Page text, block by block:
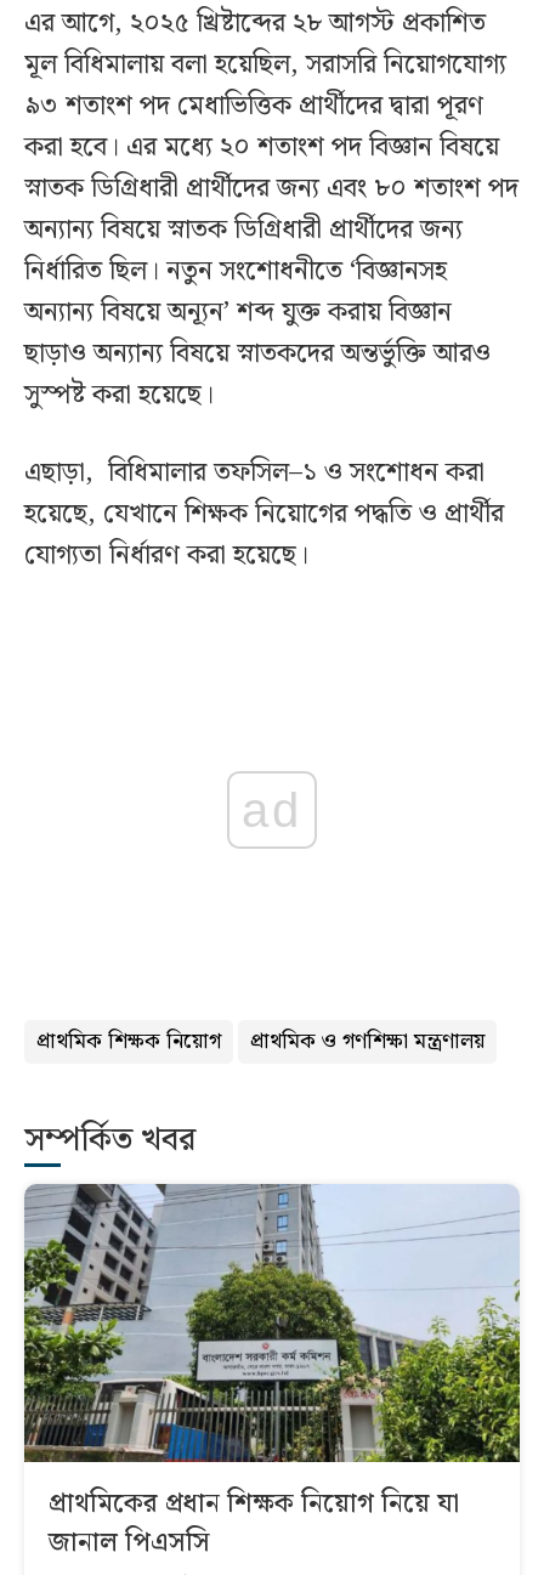
এর আগে, ২০২৫ খ্রিষ্টাব্দের ২৮ আগস্ট প্রকাশিত
মূল বিধিমালায় বলা হয়েছিল, সরাসরি নিয়োগযোগ্য
৯৩ শতাংশ পদ মেধাভিত্তিক প্রার্থীদের দ্বারা পূরণ
করা হবে। এর মধ্যে ২০ শতাংশ পদ বিজ্ঞান বিষয়ে
স্নাতক ডিগ্রিধারী প্রার্থীদের জন্য এবং ৮০ শতাংশ পদ
অন্যান্য বিষয়ে স্নাতক ডিগ্রিধারী প্রার্থীদের জন্য
নির্ধারিত ছিল। নতুন সংশোধনীতে ‘বিজ্ঞানসহ
অন্যান্য বিষয়ে অন্যূন’ শব্দ যুক্ত করায় বিজ্ঞান
ছাড়াও অন্যান্য বিষয়ে স্নাতকদের অন্তর্ভুক্তি আরও
সুস্পষ্ট করা হয়েছে।
এছাড়া, বিধিমালার তফসিল–১ ও সংশোধন করা
হয়েছে, যেখানে শিক্ষক নিয়োগের পদ্ধতি ও প্রার্থীর
যোগ্যতা নির্ধারণ করা হয়েছে।
ad
প্রাথমিক শিক্ষক নিয়োগ প্রাথমিক ও গণশিক্ষা মন্ত্রণালয়
সম্পর্কিত খবর
প্রাথমিকের প্রধান শিক্ষক নিয়োগ নিয়ে যা
জানাল পিএসসি